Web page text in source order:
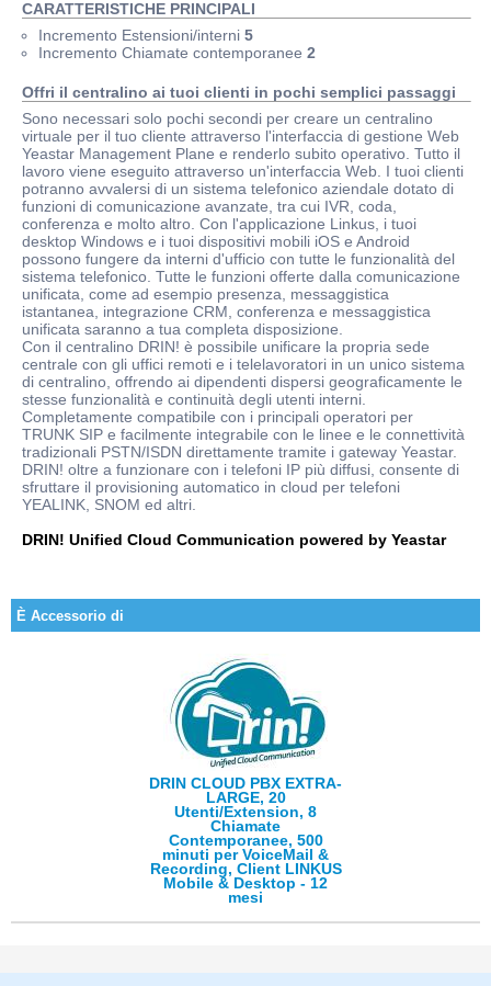
CARATTERISTICHE PRINCIPALI
Incremento Estensioni/interni 5
Incremento Chiamate contemporanee 2
Offri il centralino ai tuoi clienti in pochi semplici passaggi
Sono necessari solo pochi secondi per creare un centralino
virtuale per il tuo cliente attraverso l'interfaccia di gestione Web
Yeastar Management Plane e renderlo subito operativo. Tutto il
lavoro viene eseguito attraverso un'interfaccia Web. I tuoi clienti
potranno avvalersi di un sistema telefonico aziendale dotato di
funzioni di comunicazione avanzate, tra cui IVR, coda,
conferenza e molto altro. Con l'applicazione Linkus, i tuoi
desktop Windows e i tuoi dispositivi mobili iOS e Android
possono fungere da interni d'ufficio con tutte le funzionalità del
sistema telefonico. Tutte le funzioni offerte dalla comunicazione
unificata, come ad esempio presenza, messaggistica
istantanea, integrazione CRM, conferenza e messaggistica
unificata saranno a tua completa disposizione.
Con il centralino DRIN! è possibile unificare la propria sede
centrale con gli uffici remoti e i telelavoratori in un unico sistema
di centralino, offrendo ai dipendenti dispersi geograficamente le
stesse funzionalità e continuità degli utenti interni.
Completamente compatibile con i principali operatori per
TRUNK SIP e facilmente integrabile con le linee e le connettività
tradizionali PSTN/ISDN direttamente tramite i gateway Yeastar.
DRIN! oltre a funzionare con i telefoni IP più diffusi, consente di
sfruttare il provisioning automatico in cloud per telefoni
YEALINK, SNOM ed altri.
DRIN! Unified Cloud Communication powered by Yeastar
È Accessorio di
DRIN CLOUD PBX EXTRA-
LARGE, 20
Utenti/Extension, 8
Chiamate
Contemporanee, 500
minuti per VoiceMail &
Recording, Client LINKUS
Mobile & Desktop - 12
mesi